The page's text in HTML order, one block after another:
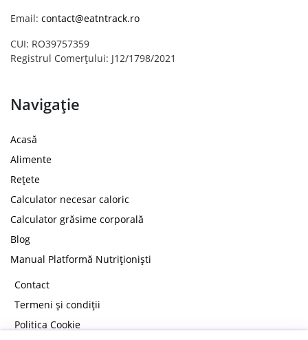
Email: contact@eatntrack.ro
CUI: RO39757359
Registrul Comerțului: J12/1798/2021
Navigație
Acasă
Alimente
Rețete
Calculator necesar caloric
Calculator grăsime corporală
Blog
Manual Platformă Nutriționiști
Contact
Termeni și condiții
Politica Cookie